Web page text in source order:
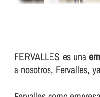
FERVALLES es una
a nosotros, Fervalles,